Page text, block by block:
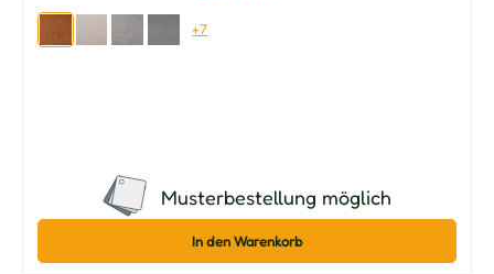
+7
Musterbestellung möglich
In den Warenkorb